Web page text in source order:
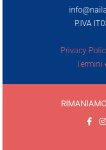
P.IVA
Privacy
Termini